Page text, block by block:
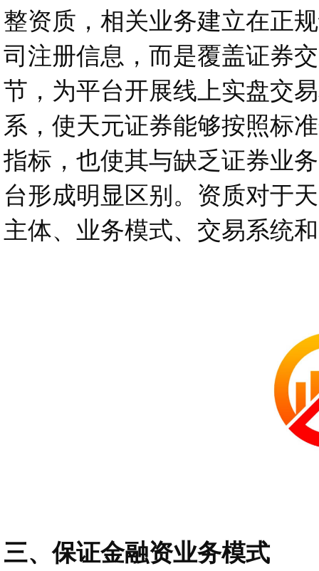
整资质，相关业务建立在正
司注册信息，而是覆盖证券
节，为平台开展线上实盘交
系，使天元证券能够按照标
指标，也使其与缺乏证券业
台形成明显区别。资质对于
主体、业务模式、交易系统
三、保证金融资业务模式